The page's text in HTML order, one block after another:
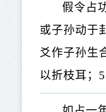
假令占
或子孙动于
爻作子孙生
以折枝耳；